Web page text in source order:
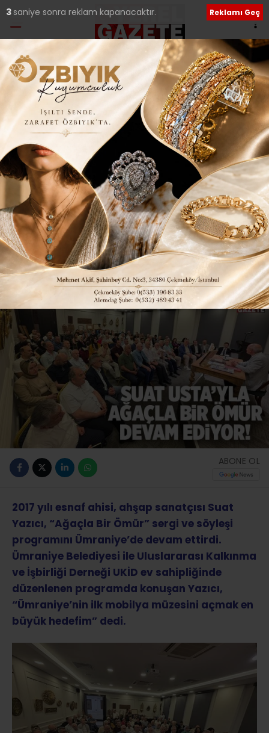
Ana Sayfa›Tüm Manşetler
YAZICI; “HEDEFİM
ÜMRANİYE’NİN İLK
MOBİLYA MÜZESİNİ
AÇMAK..”
Giriş: 06-06-2026 00:08
Güncelleme: 06-06-2026 10:37
106 Tüm Manşetler
ABONE OL
2017 yılı esnaf ahisi, ahşap sanatçısı Suat
Yazıcı, “Ağaçla Bir Ömür” sergi ve söyleşi
programını Ümraniye’de devam ettirdi.
Ümraniye Belediyesi ile Uluslararası Kalkınma
ve İşbirliği Derneği UKİD ev sahipliğinde
düzenlenen programda konuşan Yazıcı,
“Ümraniye’nin ilk mobilya müzesini açmak en
büyük hedefim” dedi.